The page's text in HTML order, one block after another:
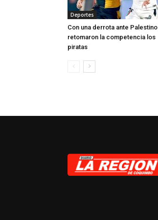
Deportes
Con una derrota ante Palestino
retomaron la competencia los
piratas